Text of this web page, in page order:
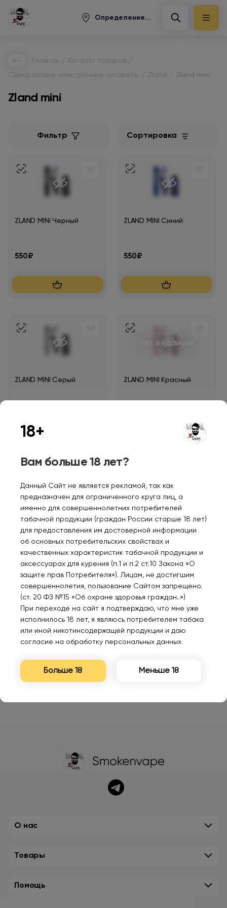
Определение...
Главная Каталог товаров
Одноразовые электронные сигареты Zland Zland mini
Zland mini
Фильтр Сортировка
ZLAND MINI Черный
550₽
ZLAND MINI Синий
550₽
ZLAND MINI Серый
Нет в наличии
ZLAND MINI Красный
Уведомить
Персональные рекомендации
PUFFMI TANK 20000
Клубнично арбузная
жвачка 2%
1300₽
INFLAVE ONYX 18000
Лесная черника 2%
1500₽
О нас
Товары
Помощь
18+
Вам больше 18 лет?
Данный Сайт не является рекламой, так как
предназначен для ограниченного круга лиц, а
именно для совершеннолетних потребителей
табачной продукции (граждан России старше 18 лет)
для предоставления им достоверной информации
об основных потребительских свойствах и
качественных характеристик табачной продукции и
аксессуарах для курения (п.1 и п.2 ст.10 Закона «О
защите прав Потребителя»). Лицам, не достигшим
совершеннолетия, пользование Сайтом запрещено.
(ст. 20 ФЗ №15 «Об охране здоровья граждан..»)
При переходе на сайт я подтверждаю, что мне уже
исполнилось 18 лет, я являюсь потребителем табака
или иной никотинсодержащей продукции и даю
согласие на обработку персональных данных
Больше 18 Меньше 18